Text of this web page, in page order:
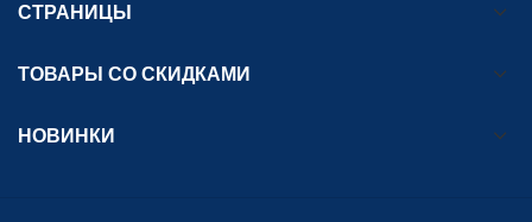
СТРАНИЦЫ
ТОВАРЫ СО СКИДКАМИ
НОВИНКИ